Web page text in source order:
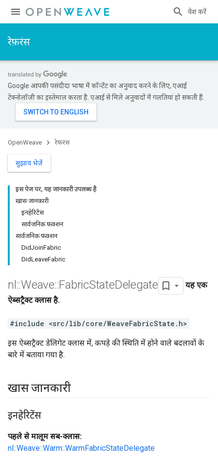
प्रवेश करें
रेफ़रंस
Google आपकी पसंदीदा भाषा में कॉन्टेंट का अनुवाद करने के लिए, एआई
टेक्नोलॉजी का इस्तेमाल करता है. एआई से मिले अनुवादों में गलतियां हो सकती हैं.
OpenWeave रेफ़रंस
सुझाव भेजें
इस पेज पर, यह जानकारी उपलब्ध है
खास जानकारी
इनहेरिटेंस
सार्वजनिक फ़ंक्शन
सार्वजनिक फ़ंक्शन
DidJoinFabric
DidLeaveFabric
nl ::Weave::FabricStateDelegate
यह एक
ऐब्सट्रैक्ट क्लास है.
#include <src/lib/core/WeaveFabricState.h>
इस ऐब्सट्रैक्ट डेलिगेट क्लास में, कपड़े की स्थिति में होने वाले बदलावों के
बारे में बताया गया है.
खास जानकारी
इनहेरिटेंस
पहले से मालूम सब-क्लास:
nl::Weave::Warm::WarmFabricStateDelegate